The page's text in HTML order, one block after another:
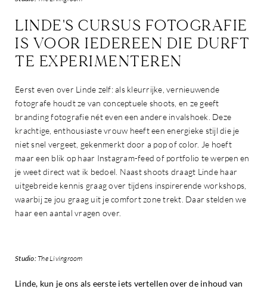
LINDE'S CURSUS FOTOGRAFIE
IS VOOR IEDEREEN DIE DURFT
TE EXPERIMENTEREN
Eerst even over Linde zelf: als kleurrijke, vernieuwende
fotografe houdt ze van conceptuele shoots, en ze geeft
branding fotografie nét even een andere invalshoek. Deze
krachtige, enthousiaste vrouw heeft een energieke stijl die je
niet snel vergeet, gekenmerkt door a pop of color. Je hoeft
maar een blik op haar Instagram-feed of portfolio te werpen en
je weet direct wat ik bedoel. Naast shoots draagt Linde haar
uitgebreide kennis graag over tijdens inspirerende workshops,
waarbij ze jou graag uit je comfort zone trekt. Daar stelden we
haar een aantal vragen over.
Studio:The Livingroom
Linde, kun je ons als eerste iets vertellen over de inhoud van